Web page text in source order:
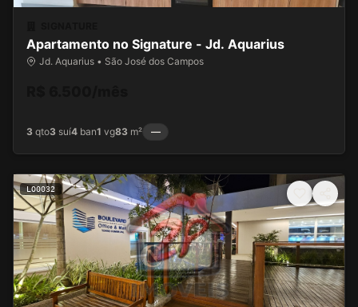
Apartamento no Signature - Jd. Aquarius
Jd. Aquarius • São José dos Campos
3 qto3 suí4 ban1 vg83 m² —
LO0032